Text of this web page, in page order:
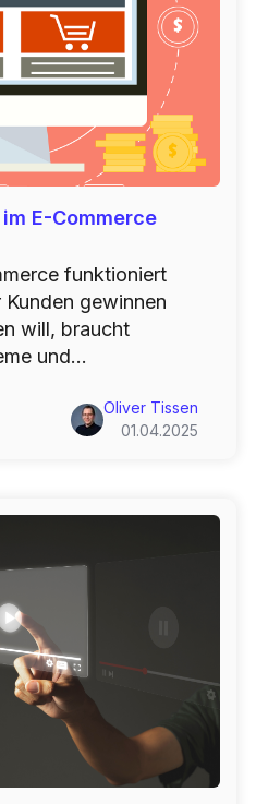
E-Commerce
Oliver Tissen
01.04.2025
funktioniert
gewinnen
will, braucht
und...